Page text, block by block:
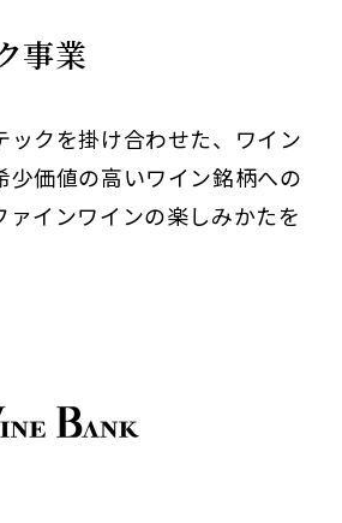
事業
ックを掛け合わせた、ワイン
少価値の高いワイン銘柄への
ァインワインの楽しみかたを